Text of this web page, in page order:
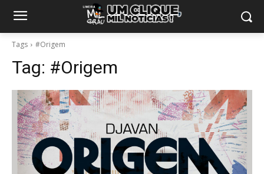
Tags #Origem
Tag: #Origem